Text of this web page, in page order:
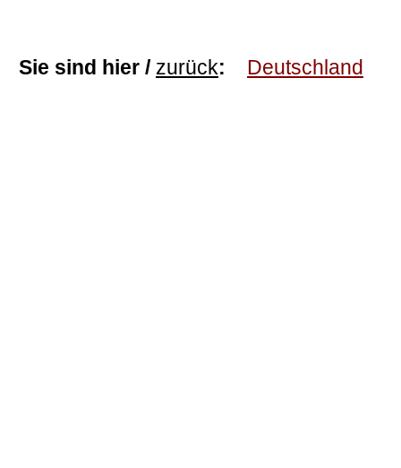
Sie sind hier / zurück: Deutschland